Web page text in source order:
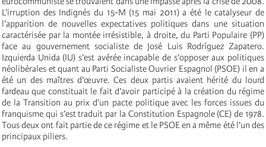
L’irruption des Indignés du 15-M (15 mai 2011) a été le catalyseur de
l’apparition de nouvelles expectatives politiques dans une situation
caractérisée par la montée irrésistible, à droite, du Parti Populaire (PP)
face au gouvernement socialiste de José Luis Rodríguez Zapatero.
Izquierda Unida (IU) s’est avérée incapable de s’opposer aux politiques
néolibérales et quant au Parti Socialiste Ouvrier Espagnol (PSOE) il en a
été un des maîtres d’œuvre. Ces deux partis avaient hérité du lourd
fardeau que constituait le fait d’avoir participé à la création du régime
de la Transition au prix d’un pacte politique avec les forces issues du
franquisme qui s’est traduit par la Constitution Espagnole (CE) de 1978.
Tous deux ont fait partie de ce régime et le PSOE en a même été l’un des
principaux piliers.